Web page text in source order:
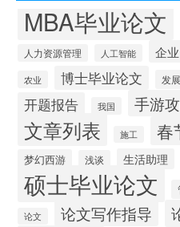
MBA毕业论文
人力资源管理
人工智能 企业
农业 博士毕业论文 发展
开题报告 我国 手游
文章列表 施工 春
梦幻西游 浅谈 生活助理
硕士毕业论文
论文 论文写作指导